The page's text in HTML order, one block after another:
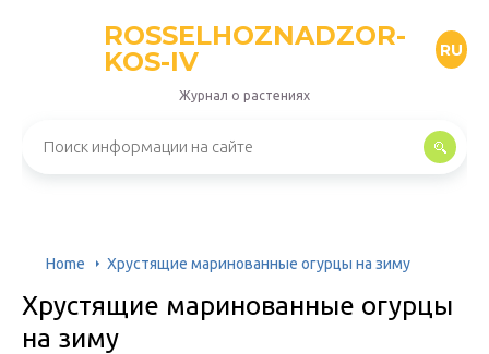
ROSSELHOZNADZOR-
KOS-IV
RU
Журнал о растениях
Home Хрустящие маринованные огурцы на зиму
Хрустящие маринованные огурцы
на зиму